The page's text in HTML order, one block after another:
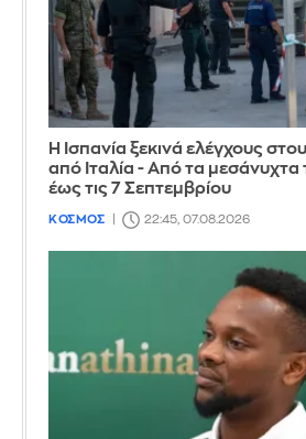
Η Ισπανία ξεκινά ελέγχους
από Ιταλία - Από τα
έως τις 7 Σεπτεμβρίου
ΚΟΣΜΟΣ 22:45, 07.08.2026